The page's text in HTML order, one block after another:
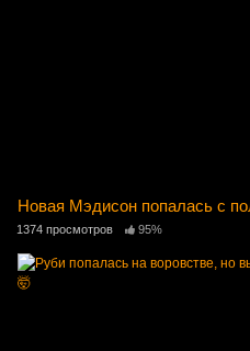
Новая Мэдисон попалась с
1374 просмотров 95%